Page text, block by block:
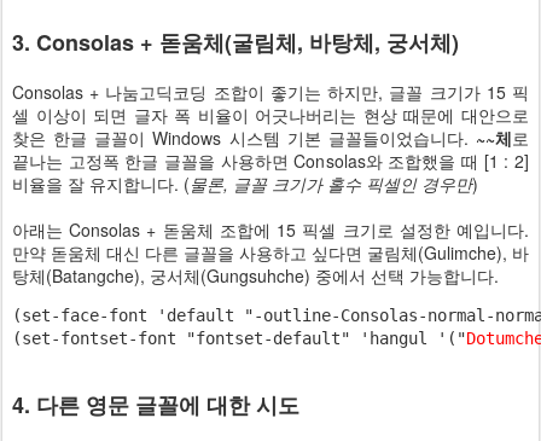
3. Consolas + 돋움체(굴림체, 바탕체, 궁서체)
Consolas + 나눔고딕코딩 조합이 좋기는 하지만, 글꼴 크기가 15 픽
셀 이상이 되면 글자 폭 비율이 어긋나버리는 현상 때문에 대안으로
찾은 한글 글꼴이 Windows 시스템 기본 글꼴들이었습니다. ~~체로
끝나는 고정폭 한글 글꼴을 사용하면 Consolas와 조합했을 때 [1 : 2]
비율을 잘 유지합니다. (물론, 글꼴 크기가 홀수 픽셀인 경우만)
아래는 Consolas + 돋움체 조합에 15 픽셀 크기로 설정한 예입니다.
만약 돋움체 대신 다른 글꼴을 사용하고 싶다면 굴림체(Gulimche), 바
탕체(Batangche), 궁서체(Gungsuhche) 중에서 선택 가능합니다.
(set-face-font 'default "-outline-Consolas-normal-
(set-fontset-font "fontset-default" 'hangul '("
4. 다른 영문 글꼴에 대한 시도